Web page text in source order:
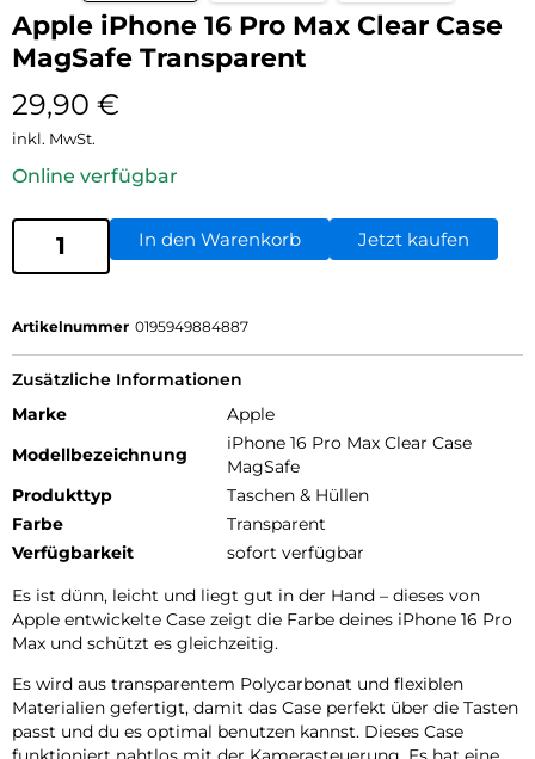
Apple iPhone 16 Pro Max Clear Case
MagSafe Transparent
29,90 €
inkl. MwSt.
Online verfügbar
In den Warenkorb Jetzt kaufen
Artikelnummer 0195949884887
Zusätzliche Informationen
Marke
Apple
Modellbezeichnung
iPhone 16 Pro Max Clear Case
MagSafe
Produkttyp
Taschen & Hüllen
Farbe
Transparent
Verfügbarkeit
sofort verfügbar
Es ist dünn, leicht und liegt gut in der Hand – dieses von
Apple entwickelte Case zeigt die Farbe deines iPhone 16 Pro
Max und schützt es gleichzeitig.
Es wird aus transparentem Poly­carbonat und flexiblen
Materialien gefertigt, damit das Case perfekt über die Tasten
passt und du es optimal benutzen kannst. Dieses Case